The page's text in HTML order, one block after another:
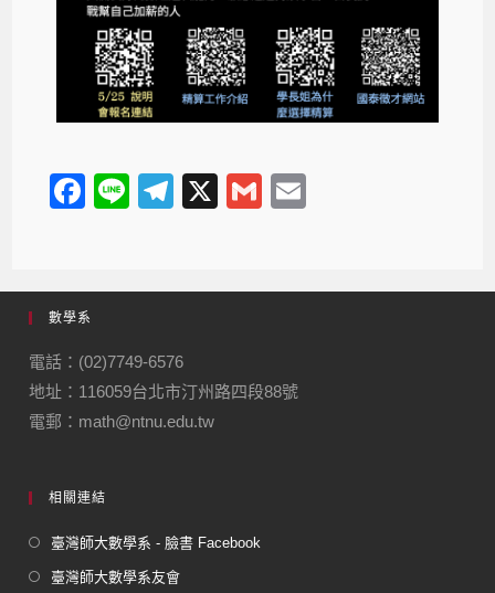
F
e
b
o
o
k
Li
T
gr
m
X
G
數學系
電話：(02)7749-6576
地址：116059台北市汀州路四段88號
電郵：math@ntnu.edu.tw
相關連結
臺灣師大數學系 - 臉書 Facebook
臺灣師大數學系友會